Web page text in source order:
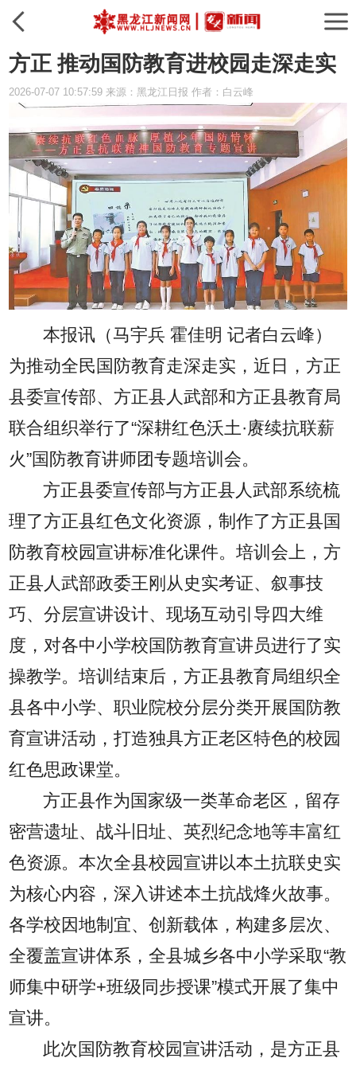
方正 推动国防教育进校园走深走实
2026-07-07 10:57:59 来源：黑龙江日报 作者：白云峰
本报讯（马宇兵 霍佳明 记者白云峰）
为推动全民国防教育走深走实，近日，方正
县委宣传部、方正县人武部和方正县教育局
联合组织举行了“深耕红色沃土·赓续抗联薪
火”国防教育讲师团专题培训会。
方正县委宣传部与方正县人武部系统梳
理了方正县红色文化资源，制作了方正县国
防教育校园宣讲标准化课件。培训会上，方
正县人武部政委王刚从史实考证、叙事技
巧、分层宣讲设计、现场互动引导四大维
度，对各中小学校国防教育宣讲员进行了实
操教学。培训结束后，方正县教育局组织全
县各中小学、职业院校分层分类开展国防教
育宣讲活动，打造独具方正老区特色的校园
红色思政课堂。
方正县作为国家级一类革命老区，留存
密营遗址、战斗旧址、英烈纪念地等丰富红
色资源。本次全县校园宣讲以本土抗联史实
为核心内容，深入讲述本土抗战烽火故事。
各学校因地制宜、创新载体，构建多层次、
全覆盖宣讲体系，全县城乡各中小学采取“教
师集中研学+班级同步授课”模式开展了集中
宣讲。
此次国防教育校园宣讲活动，是方正县